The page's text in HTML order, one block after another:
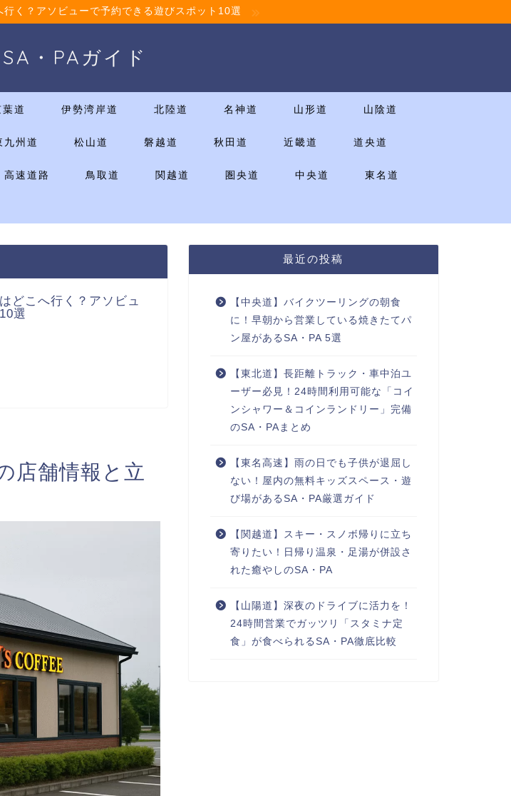
行く？アソビューで予約できる遊びスポット10選
・PAガイド
葉道 伊勢湾岸道 北陸道 名神道 山形道 山陰道
九州道 松山道 磐越道 秋田道 近畿道 道央道
高速道路 鳥取道 関越道 圏央道 中央道 東名道
どこへ行く？アソビュ
選
店舗情報と立
最近の投稿
【中央道】バイクツーリングの朝食
に！早朝から営業している焼きたてパ
ン屋があるSA・PA 5選
【東北道】長距離トラック・車中泊ユ
ーザー必見！24時間利用可能な「コイ
ンシャワー＆コインランドリー」完備
のSA・PAまとめ
【東名高速】雨の日でも子供が退屈し
ない！屋内の無料キッズスペース・遊
び場があるSA・PA厳選ガイド
【関越道】スキー・スノボ帰りに立ち
寄りたい！日帰り温泉・足湯が併設さ
れた癒やしのSA・PA
【山陽道】深夜のドライブに活力を！
24時間営業でガッツリ「スタミナ定
食」が食べられるSA・PA徹底比較